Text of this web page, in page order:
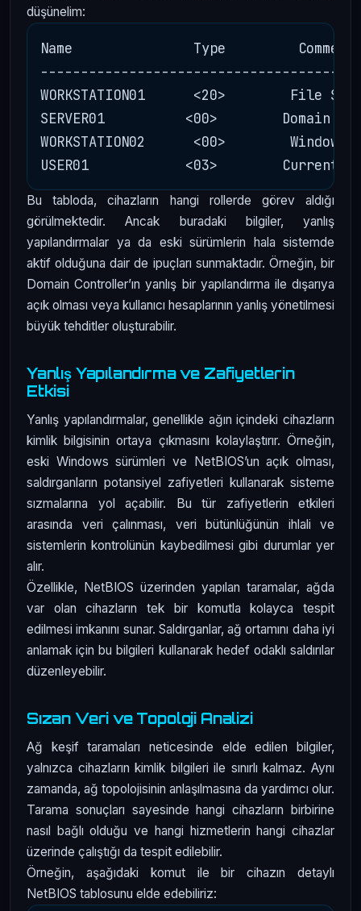
düşünelim:
Name               Type         Comment
WORKSTATION01      <20>        File
SERVER01          <00>        Domain
WORKSTATION02      <00>        Windows
Bu tabloda, cihazların hangi rollerde görev aldığı
görülmektedir. Ancak buradaki bilgiler, yanlış
yapılandırmalar ya da eski sürümlerin hala sistemde
aktif olduğuna dair de ipuçları sunmaktadır. Örneğin, bir
Domain Controller’ın yanlış bir yapılandırma ile dışarıya
açık olması veya kullanıcı hesaplarının yanlış yönetilmesi
büyük tehditler oluşturabilir.
Yanlış Yapılandırma ve Zafiyetlerin
Etkisi
Yanlış yapılandırmalar, genellikle ağın içindeki cihazların
kimlik bilgisinin ortaya çıkmasını kolaylaştırır. Örneğin,
eski Windows sürümleri ve NetBIOS’un açık olması,
saldırganların potansiyel zafiyetleri kullanarak sisteme
sızmalarına yol açabilir. Bu tür zafiyetlerin etkileri
arasında veri çalınması, veri bütünlüğünün ihlali ve
sistemlerin kontrolünün kaybedilmesi gibi durumlar yer
alır.
Özellikle, NetBIOS üzerinden yapılan taramalar, ağda
var olan cihazların tek bir komutla kolayca tespit
edilmesi imkanını sunar. Saldırganlar, ağ ortamını daha iyi
anlamak için bu bilgileri kullanarak hedef odaklı saldırılar
düzenleyebilir.
Sızan Veri ve Topoloji Analizi
Ağ keşif taramaları neticesinde elde edilen bilgiler,
yalnızca cihazların kimlik bilgileri ile sınırlı kalmaz. Aynı
zamanda, ağ topolojisinin anlaşılmasına da yardımcı olur.
Tarama sonuçları sayesinde hangi cihazların birbirine
nasıl bağlı olduğu ve hangi hizmetlerin hangi cihazlar
üzerinde çalıştığı da tespit edilebilir.
Örneğin, aşağıdaki komut ile bir cihazın detaylı
NetBIOS tablosunu elde edebiliriz: